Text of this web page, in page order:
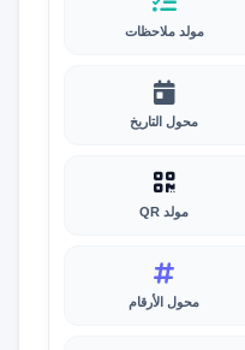
مولد ملاحظات
محول التاريخ
مولد QR
محول الأرقام